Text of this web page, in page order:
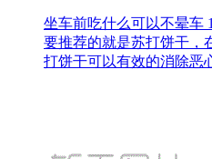
坐车前吃什么可以不晕车
要推荐的就是苏打饼干，
打饼干可以有效的消除恶